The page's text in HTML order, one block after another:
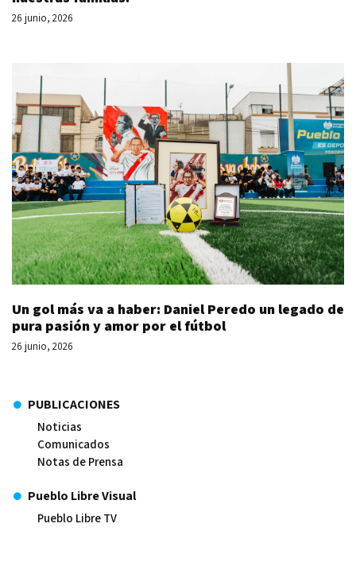
26 junio, 2026
Un gol más va a haber: Daniel Peredo un legado de
pura pasión y amor por el fútbol
26 junio, 2026
PUBLICACIONES
Noticias
Comunicados
Notas de Prensa
Pueblo Libre Visual
Pueblo Libre TV